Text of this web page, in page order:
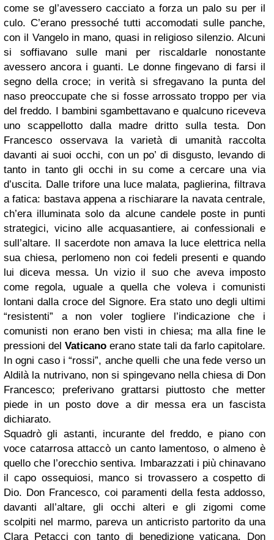
come se gl’avessero cacciato a forza un palo su per il
culo. C’erano pressoché tutti accomodati sulle panche,
con il Vangelo in mano, quasi in religioso silenzio. Alcuni
si soffiavano sulle mani per riscaldarle nonostante
avessero ancora i guanti. Le donne fingevano di farsi il
segno della croce; in verità si sfregavano la punta del
naso preoccupate che si fosse arrossato troppo per via
del freddo. I bambini sgambettavano e qualcuno riceveva
uno scappellotto dalla madre dritto sulla testa. Don
Francesco osservava la varietà di umanità raccolta
davanti ai suoi occhi, con un po’ di disgusto, levando di
tanto in tanto gli occhi in su come a cercare una via
d’uscita. Dalle trifore una luce malata, paglierina, filtrava
a fatica: bastava appena a rischiarare la navata centrale,
ch’era illuminata solo da alcune candele poste in punti
strategici, vicino alle acquasantiere, ai confessionali e
sull’altare. Il sacerdote non amava la luce elettrica nella
sua chiesa, perlomeno non coi fedeli presenti e quando
lui diceva messa. Un vizio il suo che aveva imposto
come regola, uguale a quella che voleva i comunisti
lontani dalla croce del Signore. Era stato uno degli ultimi
“resistenti” a non voler togliere l’indicazione che i
comunisti non erano ben visti in chiesa; ma alla fine le
pressioni del Vaticano erano state tali da farlo capitolare.
In ogni caso i “rossi”, anche quelli che una fede verso un
Aldilà la nutrivano, non si spingevano nella chiesa di Don
Francesco; preferivano grattarsi piuttosto che metter
piede in un posto dove a dir messa era un fascista
dichiarato.
Squadrò gli astanti, incurante del freddo, e piano con
voce catarrosa attaccò un canto lamentoso, o almeno è
quello che l’orecchio sentiva. Imbarazzati i più chinavano
il capo ossequiosi, manco si trovassero a cospetto di
Dio. Don Francesco, coi paramenti della festa addosso,
davanti all’altare, gli occhi alteri e gli zigomi come
scolpiti nel marmo, pareva un anticristo partorito da una
Clara Petacci con tanto di benedizione vaticana. Don